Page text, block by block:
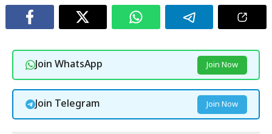
Join WhatsApp Join Now
Join Telegram Join Now